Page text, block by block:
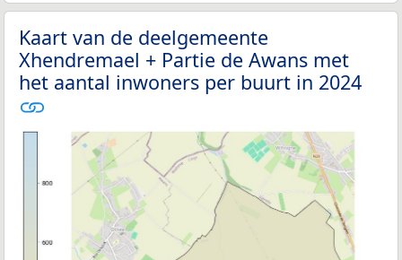
Kaart van de deelgemeente
Xhendremael + Partie de Awans met
het aantal inwoners per buurt in 2024